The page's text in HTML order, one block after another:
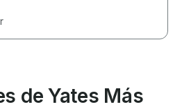
de Yates Más